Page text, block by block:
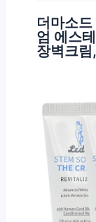
더마소
엄 에스
장벽크